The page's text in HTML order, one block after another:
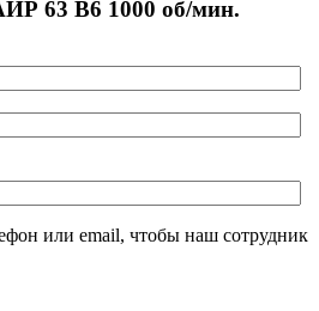
63 В6 1000 об/мин.
или email, чтобы наш сотрудник